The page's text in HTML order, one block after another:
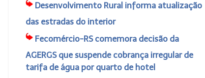
Desenvolvimento Rural informa atualização
das estradas do interior
Fecomércio-RS comemora decisão da
AGERGS que suspende cobrança irregular de
tarifa de água por quarto de hotel